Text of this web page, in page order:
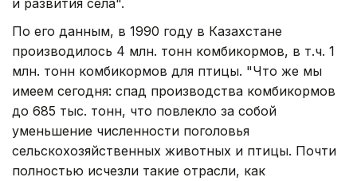
По его данным, в 1990 году в Казахстане
производилось 4 млн. тонн комбикормов, в т.ч. 1
млн. тонн комбикормов для птицы. "Что же мы
имеем сегодня: спад производства комбикормов
до 685 тыс. тонн, что повлекло за собой
уменьшение численности поголовья
сельскохозяйственных животных и птицы. Почти
полностью исчезли такие отрасли, как